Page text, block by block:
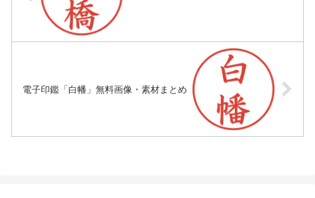
電子印鑑「白幡」無料画像・素材まとめ